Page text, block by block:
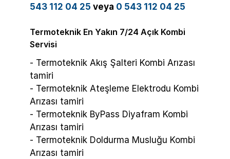
543 112 04 25 veya 0 543 112 04 25
Termoteknik En Yakın 7/24 Açık Kombi
Servisi
- Termoteknik Akış Şalteri Kombi Arızası
tamiri
- Termoteknik Ateşleme Elektrodu Kombi
Arızası tamiri
- Termoteknik ByPass Diyafram Kombi
Arızası tamiri
- Termoteknik Doldurma Musluğu Kombi
Arızası tamiri